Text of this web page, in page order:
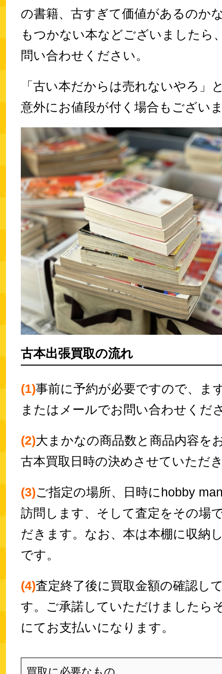
の書籍、古すぎて価値があるのか
もつかない本などございましたら
問い合わせください。
「古い本だからは売れないやろ」
意外にお値段が付く場合もござい
古本出張買取の流れ
(1)事前に予約が必要ですので、ま
またはメールでお問い合わせくだ
(2)大まかなの商品数と商品内容を
古本買取日時の決めさせていただ
(3)ご指定の場所、日時にhobby
訪問します、そして査定をその場
だきます。なお、本は本棚に収納
です。
(4)査定終了後に買取金額の確認し
す。ご承諾していただけましたら
にてお支払いになります。